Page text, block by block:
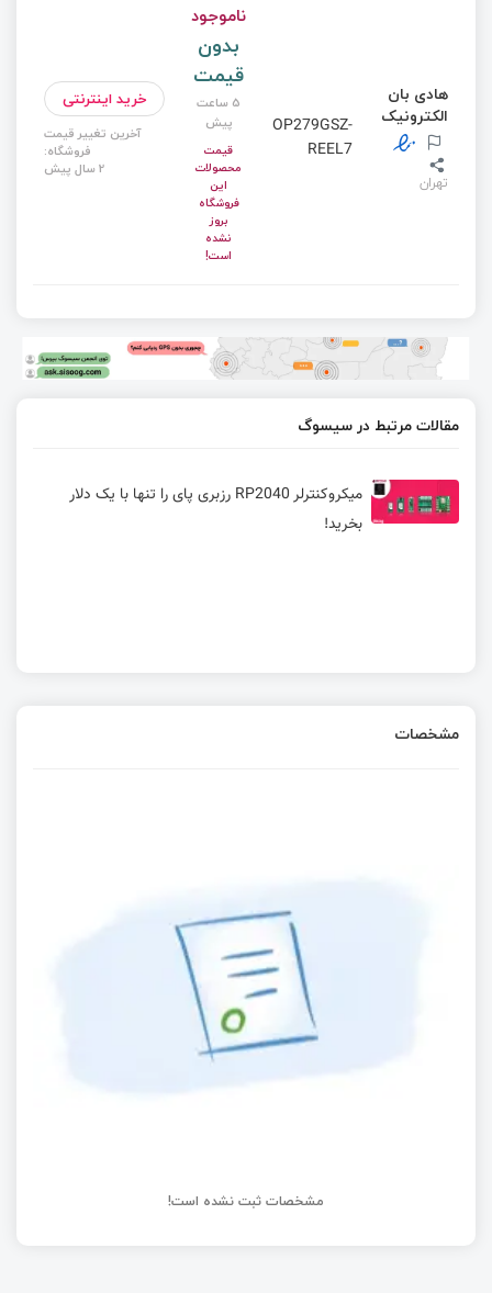
هادی بان
الکترونیک
تهران
OP279GSZ-
REEL7
ناموجود
بدون
قیمت
5 ساعت
پیش
قیمت
محصولات
این
فروشگاه
بروز
نشده
است!
خرید اینترنتی
آخرین تغییر قیمت
فروشگاه:
2 سال پیش
مقالات مرتبط در سیسوگ
میکروکنترلر RP2040 رزبری پای را تنها با یک دلار
بخرید!
مشخصات
مشخصات ثبت نشده است!